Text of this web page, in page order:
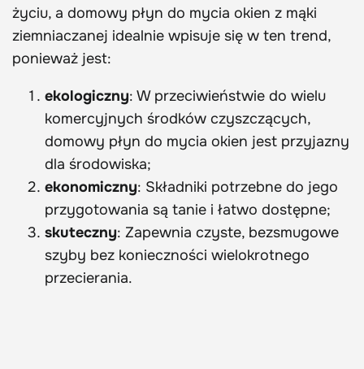
życiu, a domowy płyn do mycia okien z mąki
ziemniaczanej idealnie wpisuje się w ten trend,
ponieważ jest:
ekologiczny: W przeciwieństwie do wielu
komercyjnych środków czyszczących,
domowy płyn do mycia okien jest przyjazny
dla środowiska;
ekonomiczny: Składniki potrzebne do jego
przygotowania są tanie i łatwo dostępne;
skuteczny: Zapewnia czyste, bezsmugowe
szyby bez konieczności wielokrotnego
przecierania.